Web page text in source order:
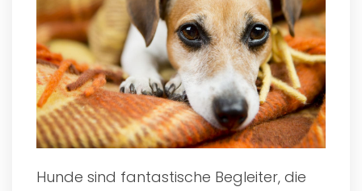
Hunde sind fantastische Begleiter, die